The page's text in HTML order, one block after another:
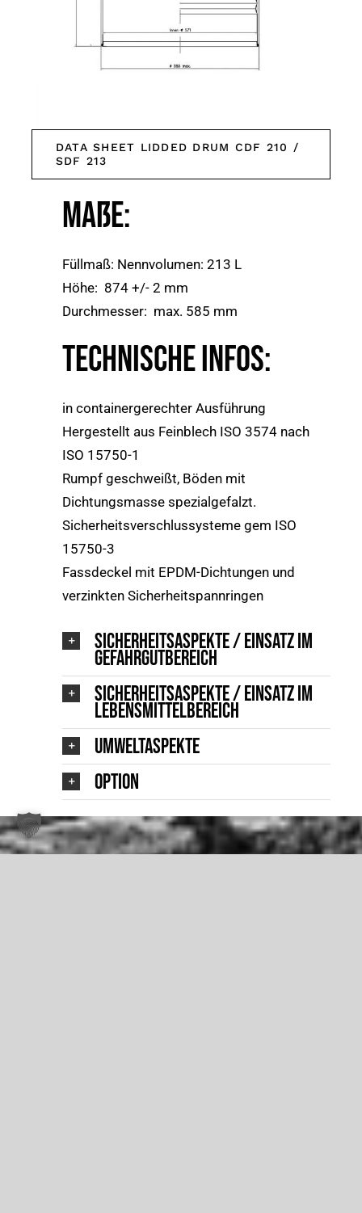
DATA SHEET LIDDED DRUM CDF 210 /
SDF 213
Maße:
Füllmaß: Nennvolumen: 213 L
Höhe: 874 +/- 2 mm
Durchmesser: max. 585 mm
Technische Infos:
in containergerechter Ausführung
Hergestellt aus Feinblech ISO 3574 nach
ISO 15750-1
Rumpf geschweißt, Böden mit
Dichtungsmasse spezialgefalzt.
Sicherheitsverschlussysteme gem ISO
15750-3
Fassdeckel mit EPDM-Dichtungen und
verzinkten Sicherheitspannringen
Sicherheitsaspekte / Einsatz im
Gefahrgutbereich
Sicherheitsaspekte / Einsatz im
Lebensmittelbereich
Umweltaspekte
Option